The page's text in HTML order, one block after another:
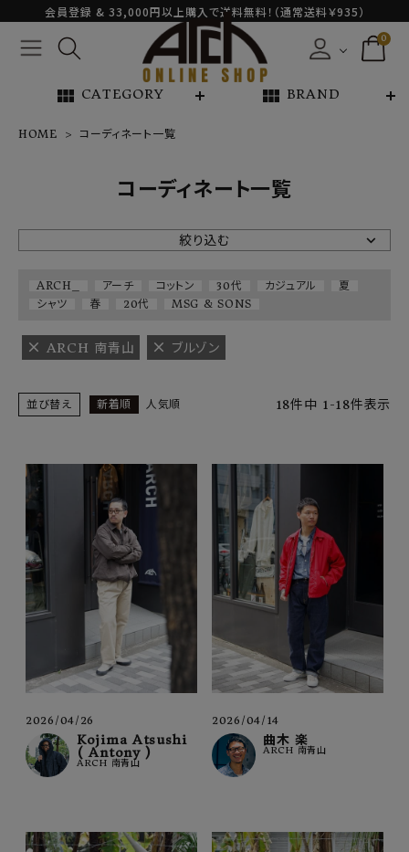
会員登録 & 33,000円以上購入で送料無料！（通常送料￥935）
0
view_module CATEGORY view_module BRAND
NEW ARRIVAL
ARCH EXCLUSIVE
SHOP
INFORMATION
ご利用ガイド
プライバシーポリシー
特定商取引法について
お問い合わせ
OFFICIAL WEB SITE
ACCOUNT MENU
meeting_room ログイン 会員登録
HOME コーディネート一覧
コーディネート一覧
絞り込む
ARCH_ アーチ コットン 30代 カジュアル
夏
シャツ
春 20代 MSG & SONS
ARCH 南青山 ブルゾン
並び替え 新着順 人気順 18件中 1-18件表示
2026/04/26
Kojima Atsushi
( Antony )
ARCH 南青山
2026/04/14
曲木 楽
ARCH 南青山